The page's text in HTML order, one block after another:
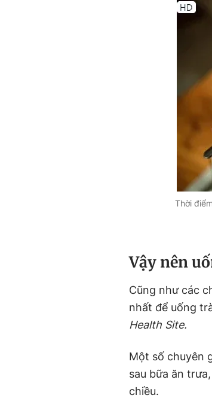
Thời
Vậy nên
Cũng như các
nhất để uống
Health Site.
Một số chuyên
sau bữa ăn
chiều.